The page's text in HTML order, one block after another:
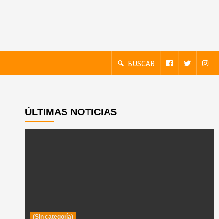
BUSCAR
ÚLTIMAS NOTICIAS
(Sin categoría)